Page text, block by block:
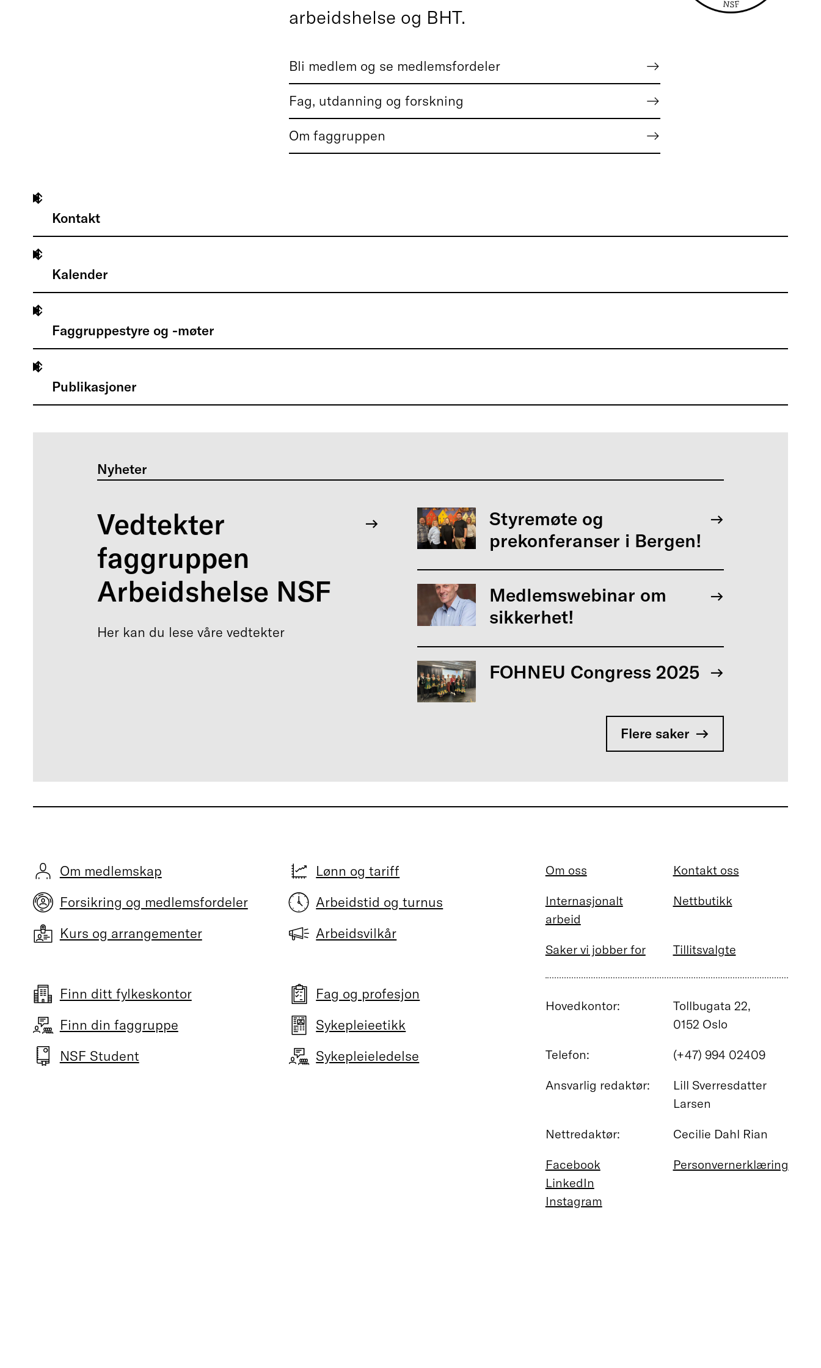
arbeidshelse og BHT.
Bli medlem og se medlemsfordeler
Fag, utdanning og forskning
Om faggruppen
Kontakt
Kalender
Faggruppestyre og -møter
Publikasjoner
Nyheter
Vedtekter
faggruppen
Arbeidshelse NSF
Her kan du lese våre vedtekter
Styremøte og
prekonferanser i Bergen!
Medlemswebinar om
sikkerhet!
FOHNEU Congress 2025
Flere saker
Om medlemskap
Forsikring og medlemsfordeler
Kurs og arrangementer
Finn ditt fylkeskontor
Finn din faggruppe
NSF Student
Lønn og tariff
Arbeidstid og turnus
Arbeidsvilkår
Fag og profesjon
Sykepleieetikk
Sykepleieledelse
Om oss
Kontakt oss
Internasjonalt
arbeid
Nettbutikk
Saker vi jobber for Tillitsvalgte
Hovedkontor:
Tollbugata 22,
0152 Oslo
Telefon:
(+47) 994 02409
Ansvarlig redaktør:
Lill Sverresdatter
Larsen
Nettredaktør:
Cecilie Dahl Rian
Facebook
LinkedIn
Instagram
Personvernerklæring